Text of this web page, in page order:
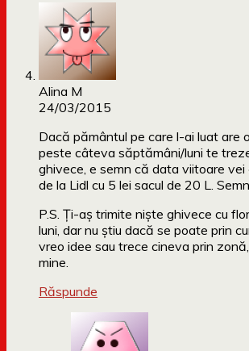
Alina M
24/03/2015
Dacă pământul pe care l-ai luat are
peste câteva săptămâni/luni te
ghivece, e semn că data viitoare
de la Lidl cu 5 lei sacul de 20 L.
P.S. Ți-aș trimite niște ghivece cu
luni, dar nu știu dacă se poate prin
vreo idee sau trece cineva prin
mine.
Răspunde